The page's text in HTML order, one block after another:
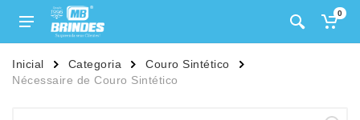
0
Inicial Categoria
Couro Sintético
Nécessaire de Couro Sintético